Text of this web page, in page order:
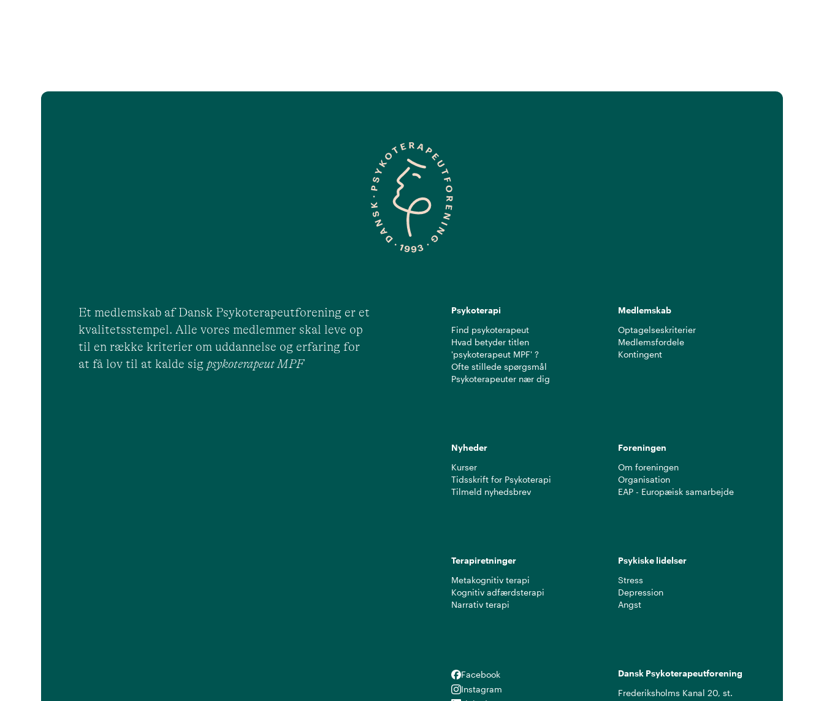
Et medlemskab af Dansk Psykoterapeutforening er et
kvalitetsstempel. Alle vores medlemmer skal leve op
til en række kriterier om uddannelse og erfaring for
at få lov til at kalde sig psykoterapeut MPF
Psykoterapi
Find psykoterapeut
Hvad betyder titlen
'psykoterapeut MPF' ?
Ofte stillede spørgsmål
Psykoterapeuter nær dig
Medlemskab
Optagelseskriterier
Medlemsfordele
Kontingent
Nyheder
Kurser
Tidsskrift for Psykoterapi
Tilmeld nyhedsbrev
Foreningen
Om foreningen
Organisation
EAP - Europæisk samarbejde
Terapiretninger
Metakognitiv terapi
Kognitiv adfærdsterapi
Narrativ terapi
Psykiske lidelser
Stress
Depression
Angst
Facebook
Facebook
Instagram
Instagram
Dansk Psykoterapeutforening
Frederiksholms Kanal 20, st.